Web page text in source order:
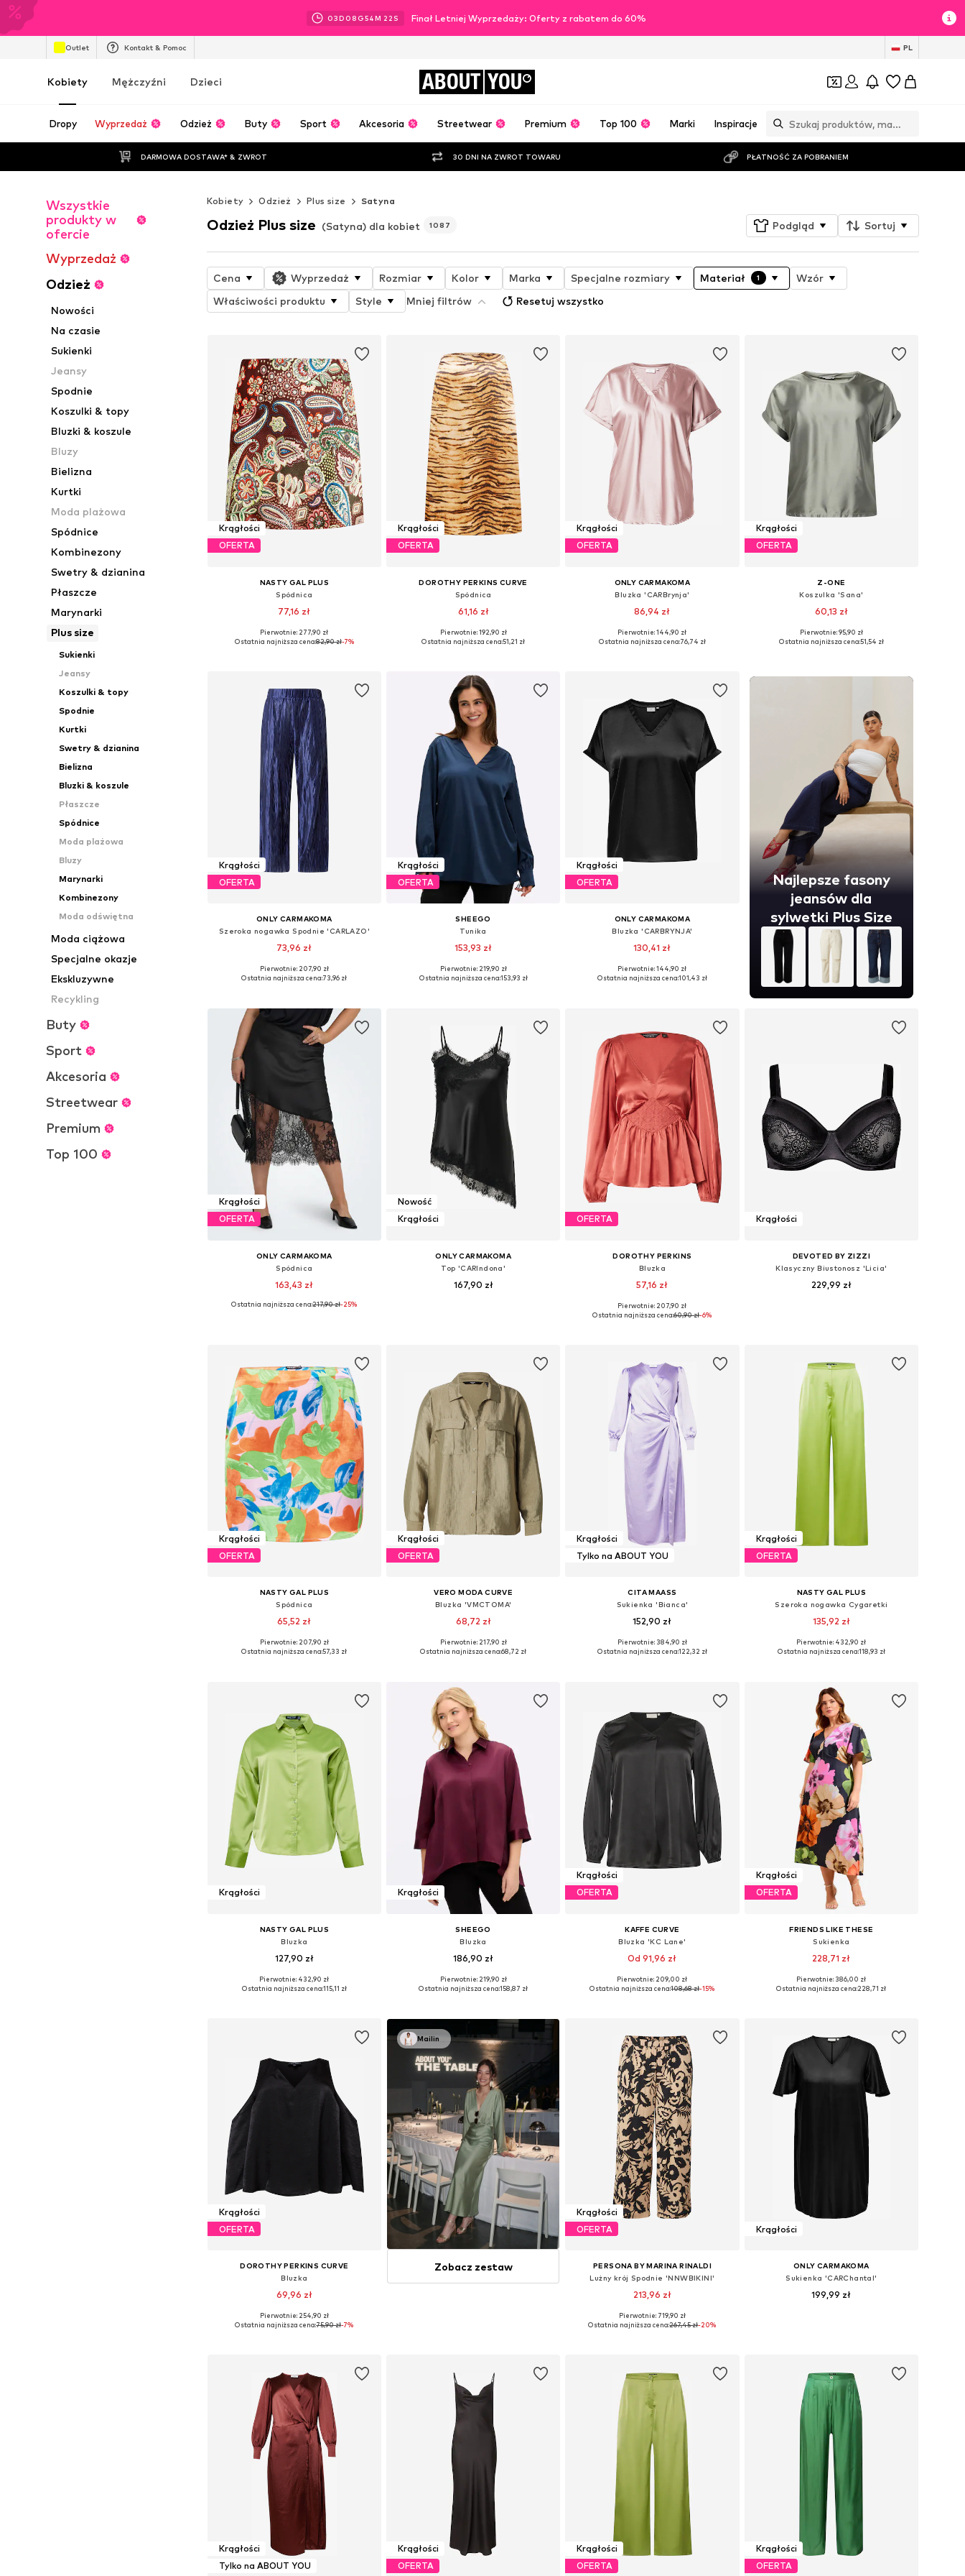
03D 08 G54M 20 S Finał Letniej Wyprzedaży: Oferty z rabatem do 60%
Outlet Kontakt & Pomoc PL
Kobiety Mężczyźni Dzieci ABOUT YOU
Dropy Wyprzedaż Odzież Buty Sport Akcesoria Streetwear Premium Top 100 Marki Inspiracje
DARMOWA DOSTAWA* & ZWROT 30 DNI NA ZWROT TOWARU PŁATNOŚĆ ZA POBRANIEM
Wszystkie
produkty w
ofercie
Wyprzedaż
Odzież
Nowości
Na czasie
Sukienki
Jeansy
Spodnie
Koszulki & topy
Bluzki & koszule
Bluzy
Bielizna
Kurtki
Moda plażowa
Spódnice
Kombinezony
Swetry & dzianina
Płaszcze
Marynarki
Plus size
Sukienki
Jeansy
Koszulki & topy
Spodnie
Kurtki
Swetry & dzianina
Bielizna
Bluzki & koszule
Płaszcze
Spódnice
Moda plażowa
Bluzy
Marynarki
Kombinezony
Moda odświętna
Moda ciążowa
Specjalne okazje
Ekskluzywne
Recykling
Buty
Sport
Akcesoria
Streetwear
Premium
Top 100
Kobiety Odzież Plus size Satyna
Odzież Plus size (Satyna) dla kobiet 1087 Podgląd Sortuj
Cena Wyprzedaż Rozmiar Kolor Marka Specjalne rozmiary Materiał 1
Wzór
Właściwości produktu
Style Mniej filtrów Resetuj wszystko
Krągłości
OFERTA
NASTY GAL PLUS
Spódnica
77,16 zł
Dostępne w różnych rozmiarach
Pierwotnie: 277,90 zł
Ostatnia najniższa cena:82,90 zł-7%
Krągłości
OFERTA
DOROTHY PERKINS CURVE
Spódnica
61,16 zł
Dostępne rozmiary: 46, 48, 50
Pierwotnie: 192,90 zł
Ostatnia najniższa cena:51,21 zł
Krągłości
OFERTA
ONLY CARMAKOMA
Bluzka 'CARBrynja'
86,94 zł
Dostępne rozmiary: XL, XXL, XXXL, 4XL
Pierwotnie: 144,90 zł
Ostatnia najniższa cena:76,74 zł
Krągłości
OFERTA
Z-ONE
Koszulka 'Sana'
60,13 zł
Dostępne rozmiary: XXL-XXXL
Pierwotnie: 95,90 zł
Ostatnia najniższa cena:51,54 zł
Krągłości
OFERTA
ONLY CARMAKOMA
Szeroka nogawka Spodnie 'CARLAZO'
73,96 zł
Dostępne rozmiary: 42-44, 46-48, 50-52
Pierwotnie: 207,90 zł
Ostatnia najniższa cena:73,96 zł
Krągłości
OFERTA
SHEEGO
Tunika
153,93 zł
Dostępne w różnych rozmiarach
Pierwotnie: 219,90 zł
Ostatnia najniższa cena:153,93 zł
Krągłości
OFERTA
ONLY CARMAKOMA
Bluzka 'CARBRYNJA'
130,41 zł
Dostępne rozmiary: XL, XXL, XXXL, 4XL
Pierwotnie: 144,90 zł
Ostatnia najniższa cena:101,43 zł
Najlepsze fasony
jeansów dla
sylwetki Plus Size
Krągłości
OFERTA
ONLY CARMAKOMA
Spódnica
163,43 zł
Dostępne w różnych rozmiarach
Ostatnia najniższa cena:217,90 zł-25%
Nowość
Krągłości
ONLY CARMAKOMA
Top 'CARIndona'
167,90 zł
OFERTA
DOROTHY PERKINS
Bluzka
57,16 zł
Dostępne rozmiary: S, L, XL, XXL, XXXL, 4XL
Pierwotnie: 207,90 zł
Ostatnia najniższa cena:60,90 zł-6%
Krągłości
DEVOTED BY ZIZZI
Klasyczny Biustonosz 'Licia'
229,99 zł
Krągłości
OFERTA
NASTY GAL PLUS
Spódnica
65,52 zł
Dostępne w różnych rozmiarach
Pierwotnie: 207,90 zł
Ostatnia najniższa cena:57,33 zł
Krągłości
OFERTA
VERO MODA CURVE
Bluzka 'VMCTOMA'
68,72 zł
Pierwotnie: 217,90 zł
Ostatnia najniższa cena:68,72 zł
Krągłości
Tylko na ABOUT YOU
CITA MAASS
Sukienka 'Bianca'
152,90 zł
Dostępne rozmiary: 46, 48, 50, 52, 54
Pierwotnie: 384,90 zł
Ostatnia najniższa cena:122,32 zł
Krągłości
OFERTA
NASTY GAL PLUS
Szeroka nogawka Cygaretki
135,92 zł
Dostępne rozmiary: 44, 46, 48, 50, 54
Pierwotnie: 432,90 zł
Ostatnia najniższa cena:118,93 zł
Krągłości
NASTY GAL PLUS
Bluzka
127,90 zł
Pierwotnie: 432,90 zł
Ostatnia najniższa cena:115,11 zł
Krągłości
SHEEGO
Bluzka
186,90 zł
Dostępne w różnych rozmiarach
Pierwotnie: 219,90 zł
Ostatnia najniższa cena:158,87 zł
Krągłości
OFERTA
KAFFE CURVE
Bluzka 'KC Lane'
Od 91,96 zł
Dostępne rozmiary: XXL, 5XL, 6XL
Pierwotnie: 209,00 zł
Ostatnia najniższa cena:108,68 zł-15%
Krągłości
OFERTA
FRIENDS LIKE THESE
Sukienka
228,71 zł
Dostępne rozmiary: 44, 46
Pierwotnie: 386,00 zł
Ostatnia najniższa cena:228,71 zł
Krągłości
OFERTA
DOROTHY PERKINS CURVE
Bluzka
69,96 zł
Dostępne rozmiary: XXXL, 4XL, 5XL, 6XL
Pierwotnie: 254,90 zł
Ostatnia najniższa cena:75,90 zł-7%
Mailin
Zobacz zestaw
Krągłości
OFERTA
PERSONA BY MARINA RINALDI
Lużny krój Spodnie 'NNWBIKINI'
213,96 zł
Dostępne rozmiary: 48, 50
Pierwotnie: 719,90 zł
Ostatnia najniższa cena:267,45 zł-20%
Krągłości
ONLY CARMAKOMA
Sukienka 'CARChantal'
199,99 zł
Krągłości
Tylko na ABOUT YOU
Krągłości
OFERTA
Krągłości
OFERTA
Krągłości
OFERTA